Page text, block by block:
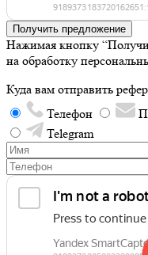
Получить предложение
Нажимая кнопку
на обработку
Куда вам отправить
Телефон
Telegram